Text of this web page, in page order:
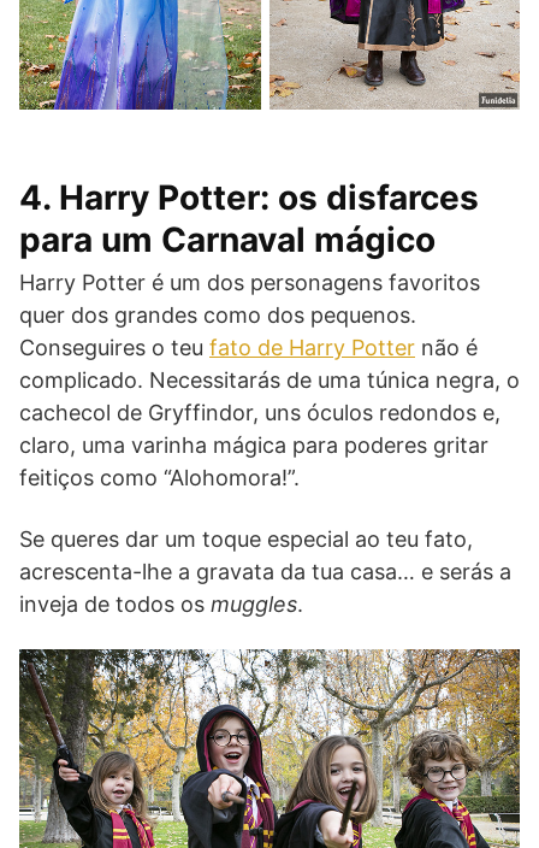
4. Harry Potter: os disfarces
para um Carnaval mágico
Harry Potter é um dos personagens favoritos
quer dos grandes como dos pequenos.
Conseguires o teu fato de Harry Potter não é
complicado. Necessitarás de uma túnica negra, o
cachecol de Gryffindor, uns óculos redondos e,
claro, uma varinha mágica para poderes gritar
feitiços como “Alohomora!”.
Se queres dar um toque especial ao teu fato,
acrescenta-lhe a gravata da tua casa… e serás a
inveja de todos os muggles.